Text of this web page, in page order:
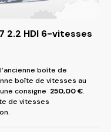
2.2 HDI 6-vitesses
boîte de
boîte de vitesses au
consigne 250,00€.
de vitesses